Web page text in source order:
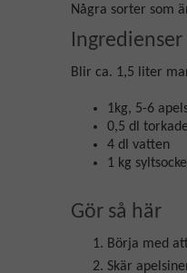
Några sorter som
Ingredienser
Blir ca. 1,5 liter
1kg, 5-6
0,5 dl
4 dl vatten
1 kg
Gör så här
Börja med
Skär